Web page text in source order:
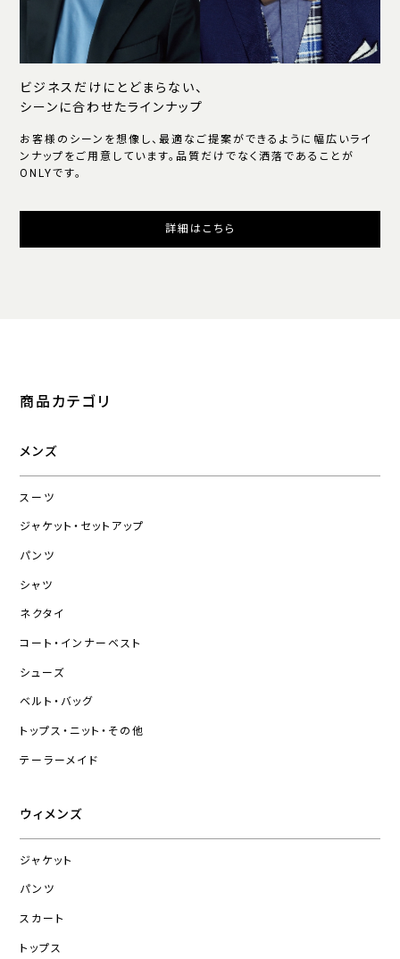
ビジネスだけにとどまらない、
シーンに合わせたラインナップ
お客様のシーンを想像し、最適なご提案ができるように幅広いライ
ンナップをご用意しています。品質だけでなく洒落であることが
ONLYです。
詳細はこちら
商品カテゴリ
メンズ
スーツ
ジャケット・セットアップ
パンツ
シャツ
ネクタイ
コート・インナーベスト
シューズ
ベルト・バッグ
トップス・ニット・その他
テーラーメイド
ウィメンズ
ジャケット
パンツ
スカート
トップス